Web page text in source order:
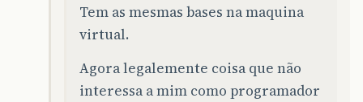
Tem as mesmas bases na maquina
virtual.
Agora legalemente coisa que não
interessa a mim como programador